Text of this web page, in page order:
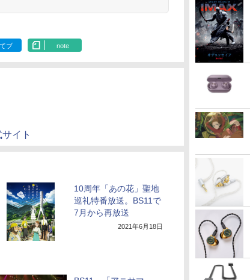
ブ note
イト
10周年「あの花」聖地
巡礼特番放送。BS11で
7月から再放送
2021年6月18日